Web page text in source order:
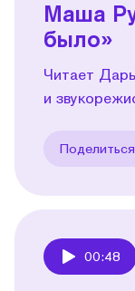
Маша
было»
Читает
и
Поделиться
00:48